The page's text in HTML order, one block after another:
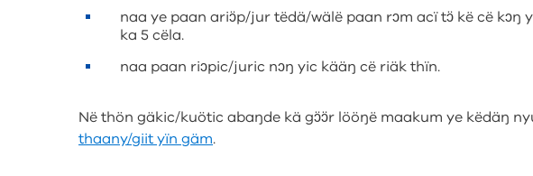
naa ye paan ariɔ̈p/jur tëdä/wälë paan rɔm acï tɔ̈ kë cë kɔŋ
ka 5 cëla.
naa paan riɔpic/juric nɔŋ yic kääŋ cë riäk thïn.
Në thön gäkic/kuötic abaŋde kä gɔ̈ɔ̈r lööŋë maakum ye këdäŋ
thaany/giit yïn gäm.